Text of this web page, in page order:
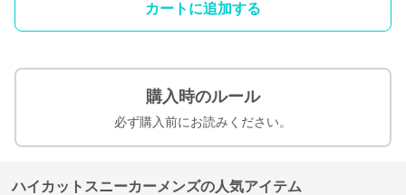
カートに追加する
購入時のルール
必ず購入前にお読みください。
ハイカットスニーカーメンズの人気アイテム